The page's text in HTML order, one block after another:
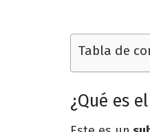
Tabla de
¿Qué es